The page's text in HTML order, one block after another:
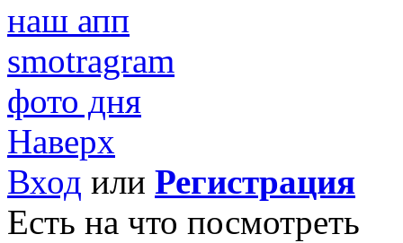
наш апп
smotragram
фото дня
Наверх
Вход или Регистрация
Есть на что посмотреть